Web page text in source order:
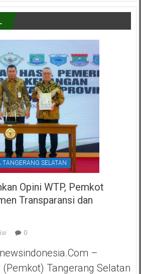
TANGERANG SELATAN
Opini WTP, Pemkot
Transparansi dan
0
–
Tangerang Selatan